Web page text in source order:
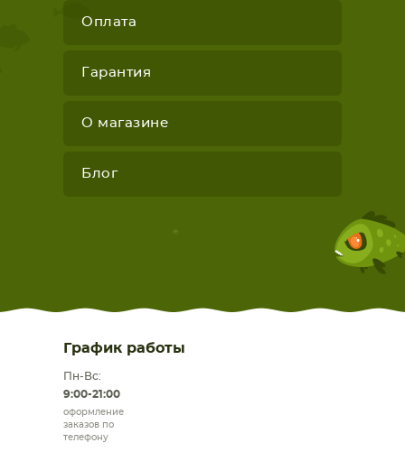
Оплата
Гарантия
О магазине
Блог
График работы
Пн-Вс:
9:00-21:00
оформление
заказов по
телефону